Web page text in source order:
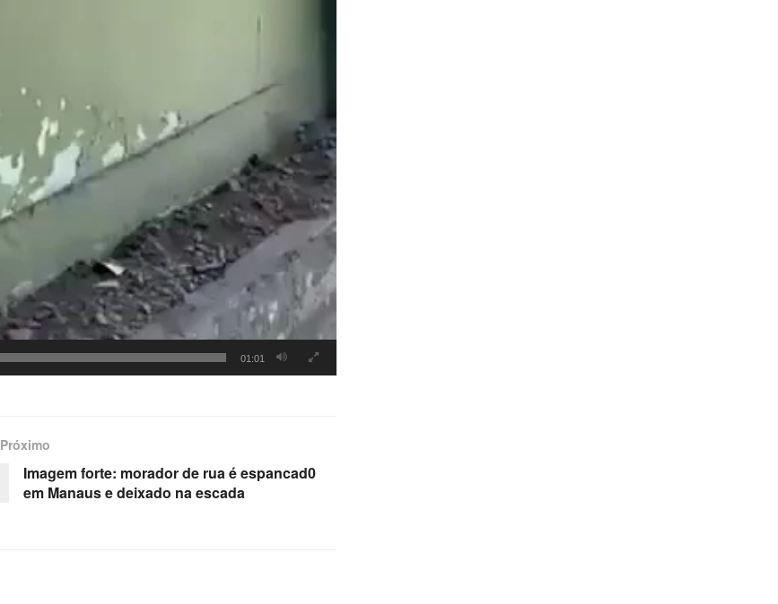
01:01
Próximo
Imagem forte: morador de rua é espancad0
em Manaus e deixado na escada